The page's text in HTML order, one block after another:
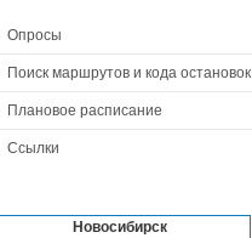
Опросы
Поиск маршрутов и кода остановок
Плановое расписание
Ссылки
Новосибирск